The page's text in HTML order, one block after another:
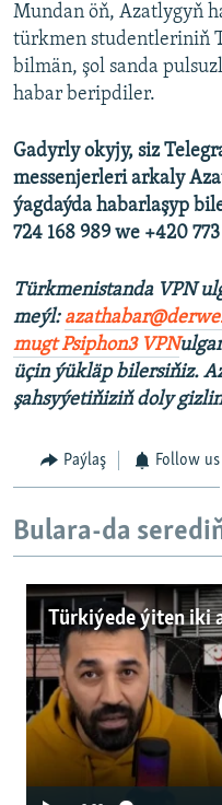
Mundan öň, Azatlygyň
türkmen studentleriniň
bilmän, şol sanda
habar beripdiler.
Gadyrly okyjy, siz
messenjerleri arkaly
ýagdaýda habarlaşyp
724 168 989 we +420
Türkmenistanda VPN
meýl:
mugt Psiphon3 VPN
üçin ýükläp bilersiňiz.
şahsyýetiňiziň doly
Paýlaş Follow us
Bulara-da
Türkiýede ýiten iki
No media